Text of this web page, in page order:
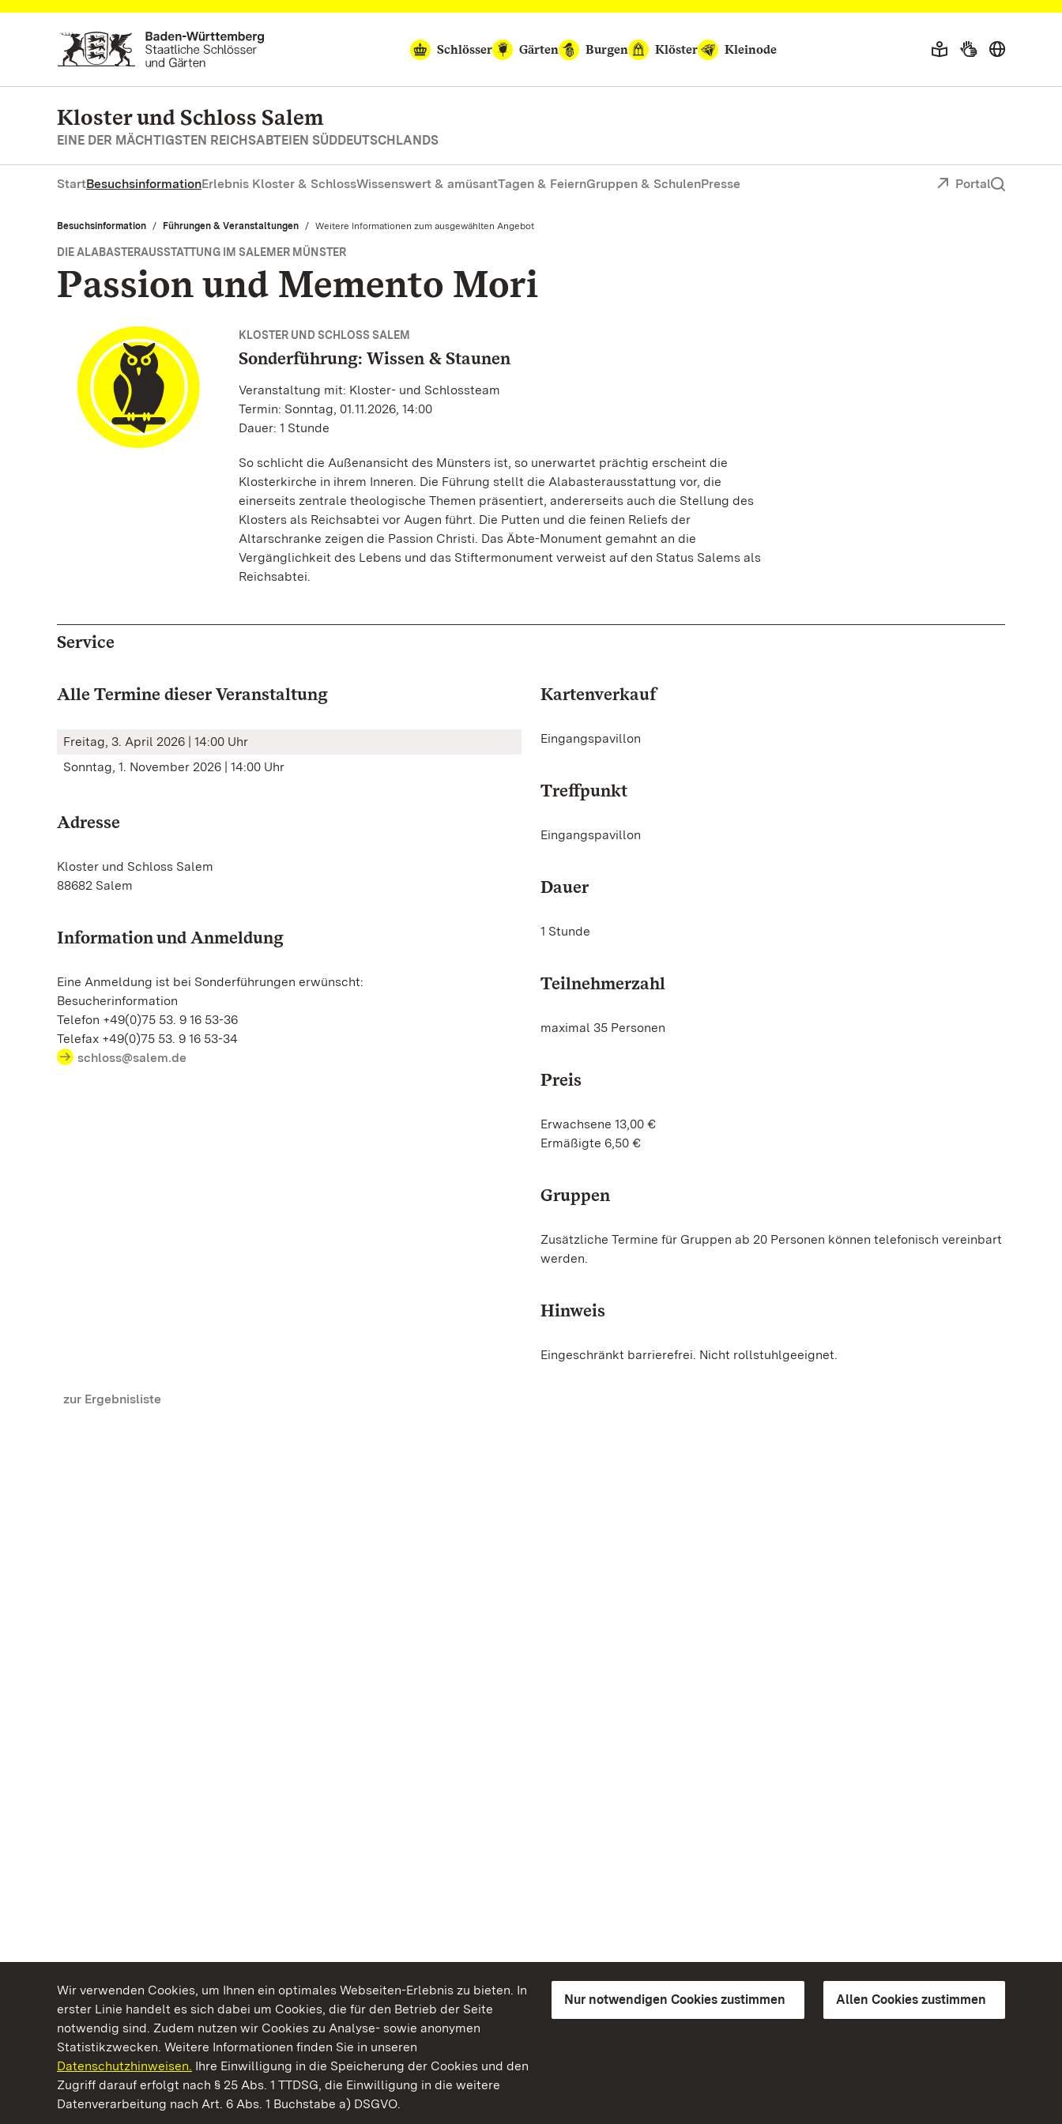
Wir verwenden Cookies, um Ihnen ein optimales Webseiten-Erlebnis zu bieten. In
erster Linie handelt es sich dabei um Cookies, die für den Betrieb der Seite
notwendig sind. Zudem nutzen wir Cookies zu Analyse- sowie anonymen
Statistikzwecken. Weitere Informationen finden Sie in unseren
Datenschutzhinweisen. Ihre Einwilligung in die Speicherung der Cookies und den
Zugriff darauf erfolgt nach § 25 Abs. 1 TTDSG, die Einwilligung in die weitere
Datenverarbeitung nach Art. 6 Abs. 1 Buchstabe a) DSGVO.
Nur notwendigen Cookies zustimmen Allen Cookies zustimmen
Zum Hauptinhalt springen
Schlösser
Gärten Burgen Klöster Kleinode
Kloster und Schloss Salem
EINE DER MÄCHTIGSTEN REICHSABTEIEN SÜDDEUTSCHLANDS
StartBesuchsinformationErlebnis Kloster & SchlossWissenswert & amüsantTagen & FeiernGruppen & SchulenPresse Portal
Besuchsinformation Führungen & Veranstaltungen Aktuell:
Weitere Informationen zum ausgewählten Angebot
DIE ALABASTERAUSSTATTUNG IM SALEMER MÜNSTER
Passion und Memento Mori
KLOSTER UND SCHLOSS SALEM
Sonderführung: Wissen & Staunen
Veranstaltung mit: Kloster- und Schlossteam
Termin: Sonntag, 01.11.2026, 14:00
Dauer: 1 Stunde
So schlicht die Außenansicht des Münsters ist, so unerwartet prächtig erscheint die
Klosterkirche in ihrem Inneren. Die Führung stellt die Alabasterausstattung vor, die
einerseits zentrale theologische Themen präsentiert, andererseits auch die Stellung des
Klosters als Reichsabtei vor Augen führt. Die Putten und die feinen Reliefs der
Altarschranke zeigen die Passion Christi. Das Äbte-Monument gemahnt an die
Vergänglichkeit des Lebens und das Stiftermonument verweist auf den Status Salems als
Reichsabtei.
Service
Alle Termine dieser Veranstaltung
Freitag, 3. April 2026 | 14:00 Uhr
Sonntag, 1. November 2026 | 14:00 Uhr
Adresse
Kloster und Schloss Salem
88682 Salem
Information und Anmeldung
Eine Anmeldung ist bei Sonderführungen erwünscht:
Besucherinformation
Telefon +49(0)75 53. 9 16 53-36
Telefax +49(0)75 53. 9 16 53-34
schloss@salem.de
Kartenverkauf
Eingangspavillon
Treffpunkt
Eingangspavillon
Dauer
1 Stunde
Teilnehmerzahl
maximal 35 Personen
Preis
Erwachsene 13,00 €
Ermäßigte 6,50 €
Gruppen
Zusätzliche Termine für Gruppen ab 20 Personen können telefonisch vereinbart
werden.
Hinweis
Eingeschränkt barrierefrei. Nicht rollstuhlgeeignet.
zur Ergebnisliste
Kommen. Staunen. Genießen.